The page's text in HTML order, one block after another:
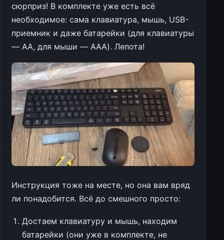
сюрприз! В комплекте уже есть всё
необходимое: сама клавиатура, мышь, USB-
приемник и даже батарейки (для клавиатуры
— AA, для мыши — AAA). Лепота!
Инструкция тоже на месте, но она вам вряд
ли понадобится. Всё до смешного просто:
Достаем клавиатуру и мышь, находим
батарейки (они уже в комплекте, не